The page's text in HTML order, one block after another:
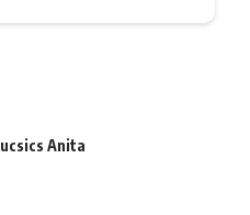
Anita